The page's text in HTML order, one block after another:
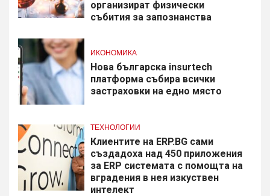
организират физически
събития за запознанства
ИКОНОМИКА
Нова българска insurtech
платформа събира всички
застраховки на едно място
ТЕХНОЛОГИИ
Клиентите на ERP.BG сами
създадоха над 450 приложения
за ERP системата с помощта на
вградения в нея изкуствен
интелект